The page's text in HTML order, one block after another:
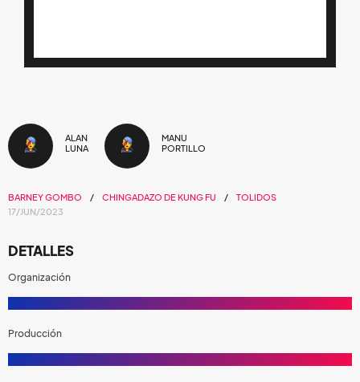
ALAN
LUNA
MANU
PORTILLO
BARNEY GOMBO CHINGADAZO DE KUNG FU
TOLIDOS
17/JUN/2023
DETALLES
Organización
Producción